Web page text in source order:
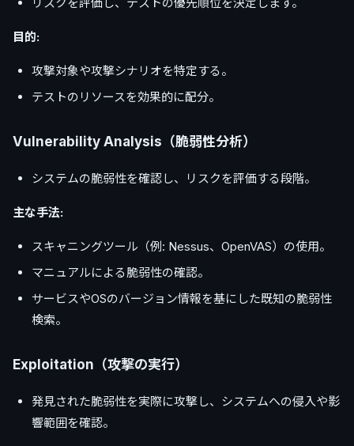
目的:
攻撃対象や攻撃シナリオを特定する。
テストのリソースを効果的に配分。
Vulnerability Analysis（脆弱性分析）
システムの脆弱性を確認し、リスクを評価する段階。
主な手法:
スキャニングツール（例: Nessus、OpenVAS）の使用。
マニュアルによる脆弱性の確認。
サービスやOSのバージョン情報を基にした既知の脆弱性
検索。
Exploitation（攻撃の実行）
発見された脆弱性を実際に攻撃し、システムへの侵入や影
響範囲を確認。